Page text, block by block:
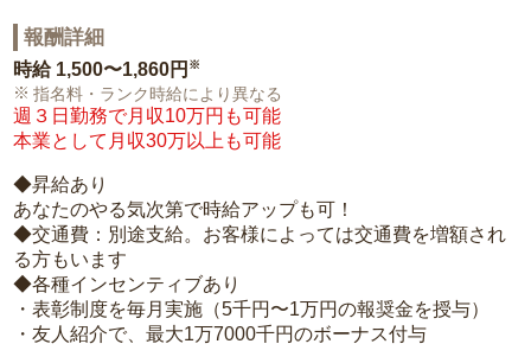
報酬詳細
時給 1,500〜1,860円 ※
指名料・ランク時給により異なる
週３日勤務で月収10万円も可能
本業として月収30万以上も可能
◆昇給あり
あなたのやる気次第で時給アップも可！
◆交通費：別途支給。お客様によっては交通費を増額され
る方もいます
◆各種インセンティブあり
・表彰制度を毎月実施（5千円〜1万円の報奨金を授与）
・友人紹介で、最大1万7000千円のボーナス付与